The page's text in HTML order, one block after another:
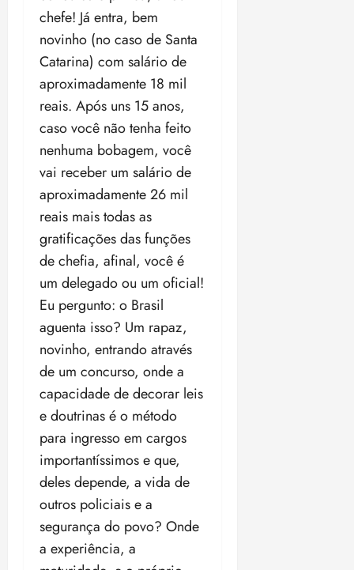
chefe! Já entra, bem
novinho (no caso de Santa
Catarina) com salário de
aproximadamente 18 mil
reais. Após uns 15 anos,
caso você não tenha feito
nenhuma bobagem, você
vai receber um salário de
aproximadamente 26 mil
reais mais todas as
gratificações das funções
de chefia, afinal, você é
um delegado ou um oficial!
Eu pergunto: o Brasil
aguenta isso? Um rapaz,
novinho, entrando através
de um concurso, onde a
capacidade de decorar leis
e doutrinas é o método
para ingresso em cargos
importantíssimos e que,
deles depende, a vida de
outros policiais e a
segurança do povo? Onde
a experiência, a